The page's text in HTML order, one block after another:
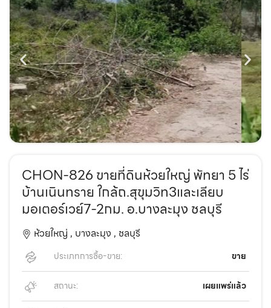
CHON-826 ขายที่ดินห้วยใหญ่ พัทยา 5 ไร่
บ้านเนินทราย ใกล้ถ.สุขุมวิท3และเลียบ
มอเตอร์เวย์7-2กม. อ.บางละมุง ชลบุรี
ห้วยใหญ่ , บางละมุง , ชลบุรี
ประเภทการซื้อ-ขาย: ขาย
สถานะ: เผยแพร่แล้ว